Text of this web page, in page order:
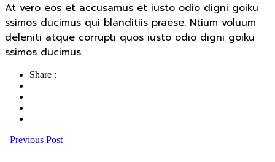
At vero eos et accusamus et iusto odio digni goiku
ssimos ducimus qui blanditiis praese. Ntium voluum
deleniti atque corrupti quos iusto odio digni goiku
ssimos ducimus.
Share :
Previous Post